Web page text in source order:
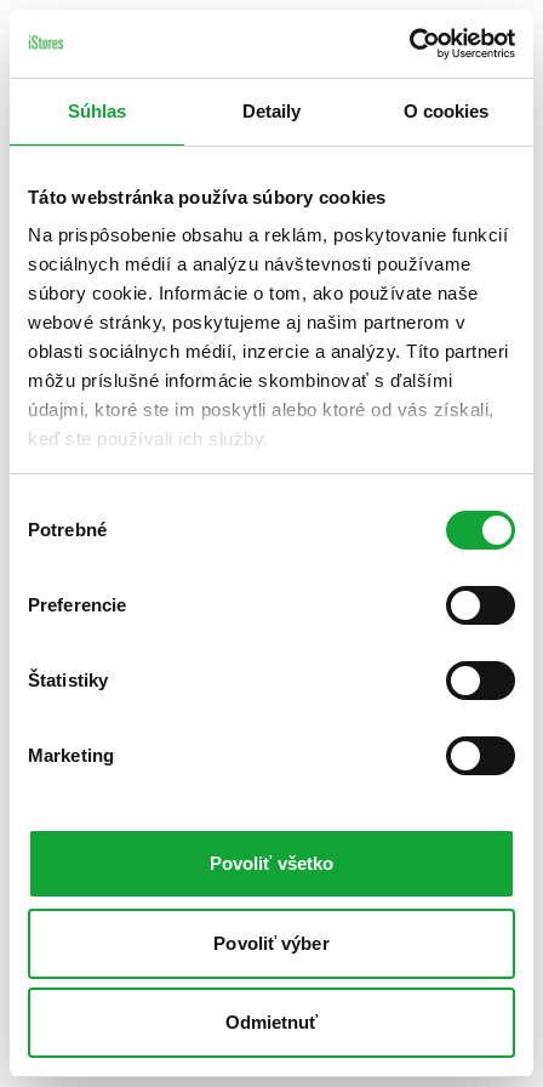
Súhlas Detaily O cookies
Táto webstránka používa súbory cookies
Na prispôsobenie obsahu a reklám, poskytovanie funkcií
sociálnych médií a analýzu návštevnosti používame
súbory cookie. Informácie o tom, ako používate naše
webové stránky, poskytujeme aj našim partnerom v
oblasti sociálnych médií, inzercie a analýzy. Títo partneri
môžu príslušné informácie skombinovať s ďalšími
údajmi, ktoré ste im poskytli alebo ktoré od vás získali,
keď ste používali ich služby.
súhlasu
Potrebné
Preferencie
Štatistiky
Marketing
Povoliť všetko
Povoliť výber
Odmietnuť